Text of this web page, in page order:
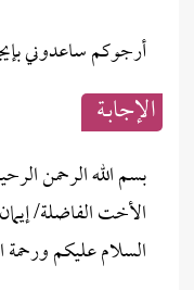
أرجوكم ساعدوني
الإجابــة
بسم الله الرحمن
الأخت الفاضلة/
السلام عليكم ورحمة